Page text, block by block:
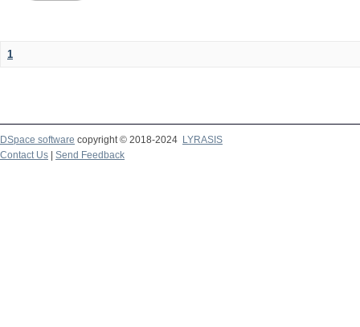
1
DSpace software copyright © 2018-2024 LYRASIS
Contact Us
Send Feedback